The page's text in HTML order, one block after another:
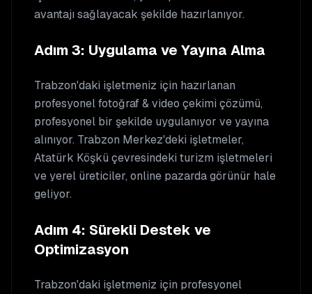
avantajı sağlayacak şekilde hazırlanıyor.
Adım 3: Uygulama ve Yayına Alma
Trabzon'daki işletmeniz için hazırlanan
profesyonel fotoğraf & video çekimi çözümü,
profesyonel bir şekilde uygulanıyor ve yayına
alınıyor. Trabzon Merkez'deki işletmeler,
Atatürk Köşkü çevresindeki turizm işletmeleri
ve yerel üreticiler, online pazarda görünür hale
geliyor.
Adım 4: Sürekli Destek ve
Optimizasyon
Trabzon'daki işletmeniz için profesyonel